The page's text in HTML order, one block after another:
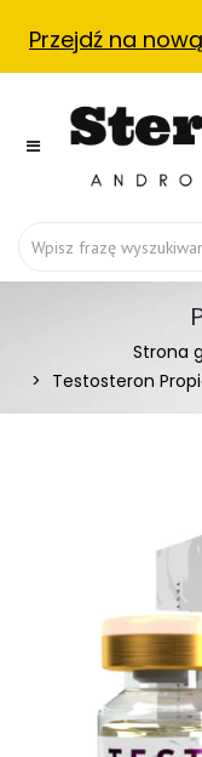
Strona
Testosteron
Przejdź na